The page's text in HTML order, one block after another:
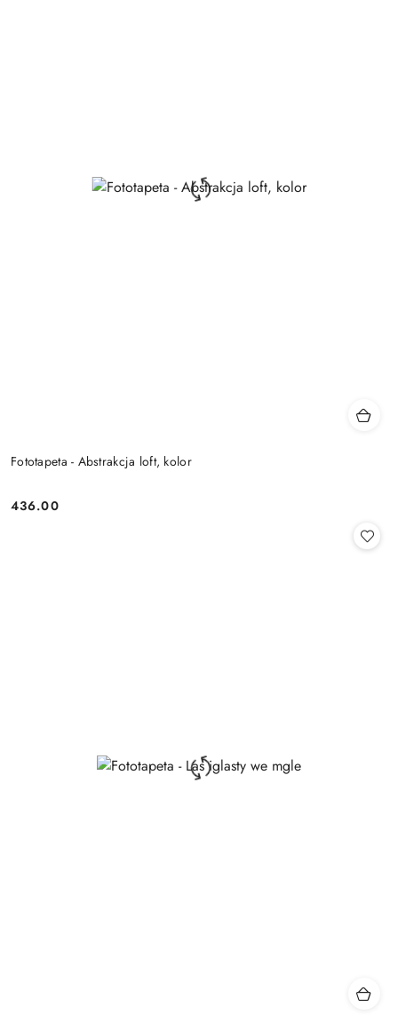
Fototapeta - Abstrakcja loft, kolor
Cena:
436.00